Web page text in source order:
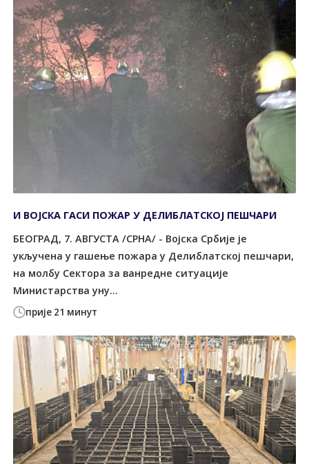
прије 21 минут
И ВОЈСКА ГАСИ ПОЖАР У ДЕЛИБЛАТСКОЈ ПЕШЧАРИ
БЕОГРАД, 7. АВГУСТА /СРНА/ - Војска Србије је
укључена у гашење пожара у Делиблатској пешчари,
на молбу Сектора за ванредне ситуације
Министарства уну...